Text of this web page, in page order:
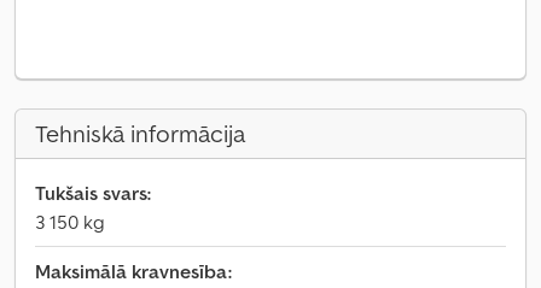
Tehniskā informācija
Tukšais svars:
3 150 kg
Maksimālā kravnesība: